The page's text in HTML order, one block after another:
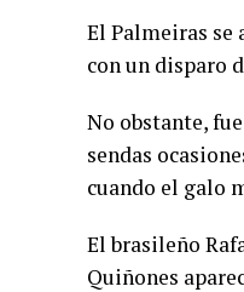
El Palmeiras se
con un disparo
No obstante,
sendas
cuando el galo
El brasileño
Quiñones